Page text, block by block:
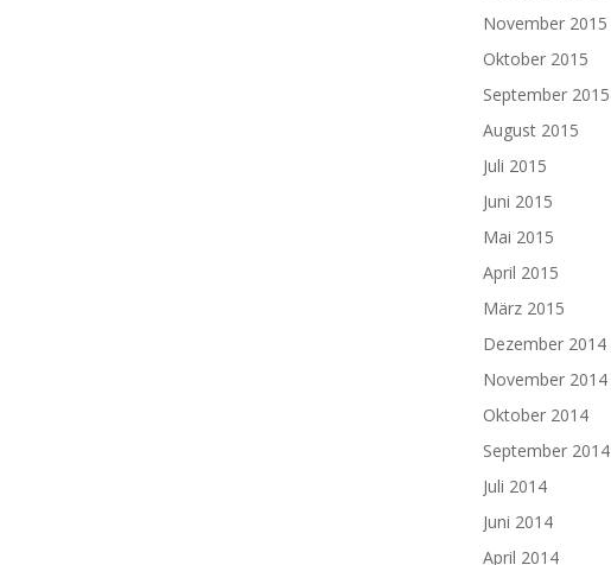
November 2015
Oktober 2015
September 2015
August 2015
Juli 2015
Juni 2015
Mai 2015
April 2015
März 2015
Dezember 2014
November 2014
Oktober 2014
September 2014
Juli 2014
Juni 2014
April 2014